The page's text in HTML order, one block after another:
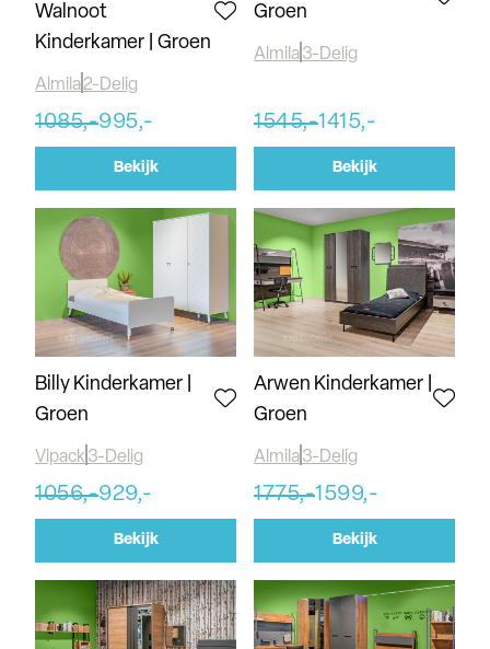
Walnoot
Kinderkamer | Groen
Almila2-Delig
1085,-995,-
Bekijk
Groen
Almila 3-Delig
1545,-1415,-
Bekijk
Billy Kinderkamer |
Groen
Vipack 3-Delig
1056,-929,-
Bekijk
Arwen Kinderkamer |
Groen
Almila 3-Delig
1775,-1599,-
Bekijk